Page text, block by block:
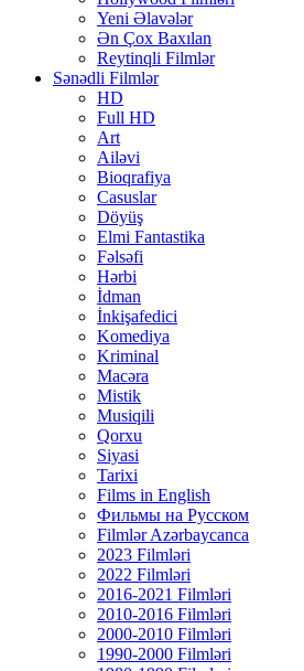
Yeni Əlavələr
Ən Çox Baxılan
Reytinqli Filmlər
Sənədli Filmlər
HD
Full HD
Art
Ailəvi
Bioqrafiya
Casuslar
Döyüş
Elmi Fantastika
Fəlsəfi
Hərbi
İdman
İnkişafedici
Komediya
Kriminal
Macəra
Mistik
Musiqili
Qorxu
Siyasi
Tarixi
Films in English
Фильмы на Русском
Filmlər Azərbaycanca
2023 Filmləri
2022 Filmləri
2016-2021 Filmləri
2010-2016 Filmləri
2000-2010 Filmləri
1990-2000 Filmləri